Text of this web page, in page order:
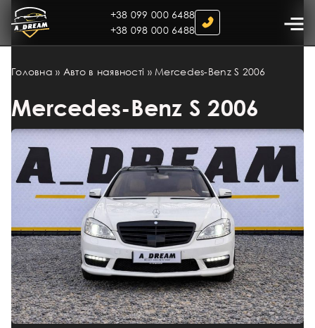
+38 099 000 6488
+38 098 000 6488
Головна » Авто в наявності » Mercedes-Benz S 2006
Mercedes-Benz S 2006